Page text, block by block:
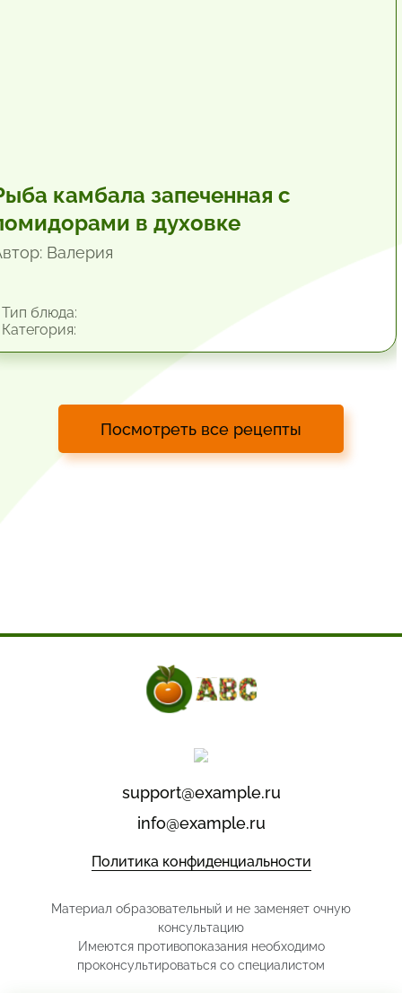
камбала запеченная с
в духовке
Валерия
блюда:
Посмотреть все рецепты
support@example.ru
info@example.ru
Политика конфиденциальности
Материал образовательный и не заменяет очную
консультацию
Имеются противопоказания необходимо
проконсультироваться со специалистом